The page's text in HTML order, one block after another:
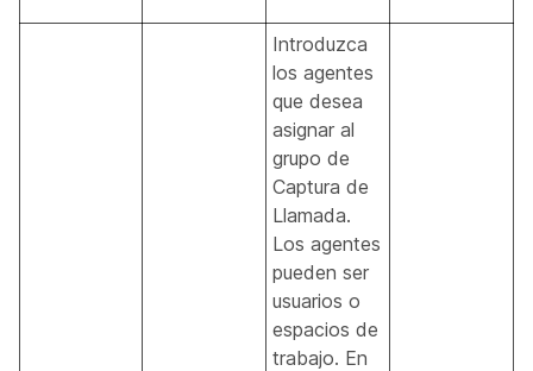
Introduzca
los agentes
que desea
asignar al
grupo de
Captura de
Llamada.
Los agentes
pueden ser
usuarios o
espacios de
trabajo. En